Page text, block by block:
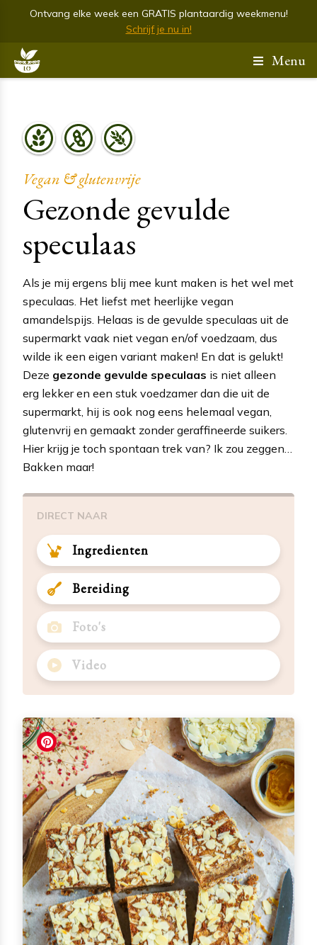
Ontvang elke week een GRATIS plantaardig weekmenu!
Schrijf je nu in!
Menu
Vegan & glutenvrije
Gezonde gevulde
speculaas
Als je mij ergens blij mee kunt maken is het wel met
speculaas. Het liefst met heerlijke vegan
amandelspijs. Helaas is de gevulde speculaas uit de
supermarkt vaak niet vegan en/of voedzaam, dus
wilde ik een eigen variant maken! En dat is gelukt!
Deze gezonde gevulde speculaas is niet alleen
erg lekker en een stuk voedzamer dan die uit de
supermarkt, hij is ook nog eens helemaal vegan,
glutenvrij en gemaakt zonder geraffineerde suikers.
Hier krijg je toch spontaan trek van? Ik zou zeggen…
Bakken maar!
DIRECT NAAR
Ingredienten
Bereiding
Foto's
Video